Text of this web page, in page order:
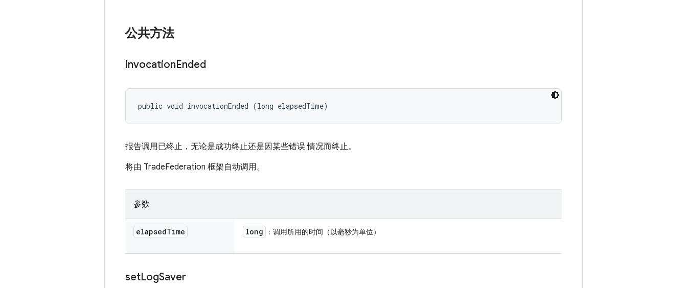
公共方法
invocationEnded
public void invocationEnded (long elapsedTime)
报告调用已终止，无论是成功终止还是因某些错误 情况而终止。
将由 TradeFederation 框架自动调用。
参数
elapsedTime long ：调用所用的时间（以毫秒为单位）
setLogSaver